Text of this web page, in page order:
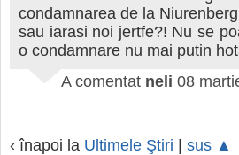
condamnarea de la
sau iarasi noi jertfe?! Nu se
o condamnare nu mai putin
A comentat neli 08
‹ înapoi la Ultimele Ştiri | sus ▲